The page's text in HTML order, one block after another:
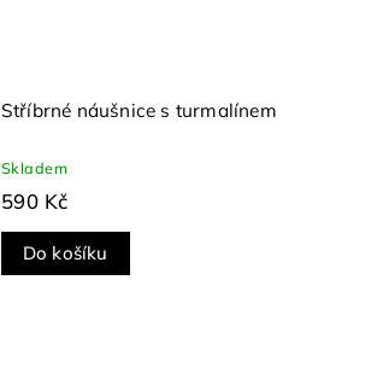
Stříbrné náušnice s turmalínem
Skladem
590 Kč
Do košíku